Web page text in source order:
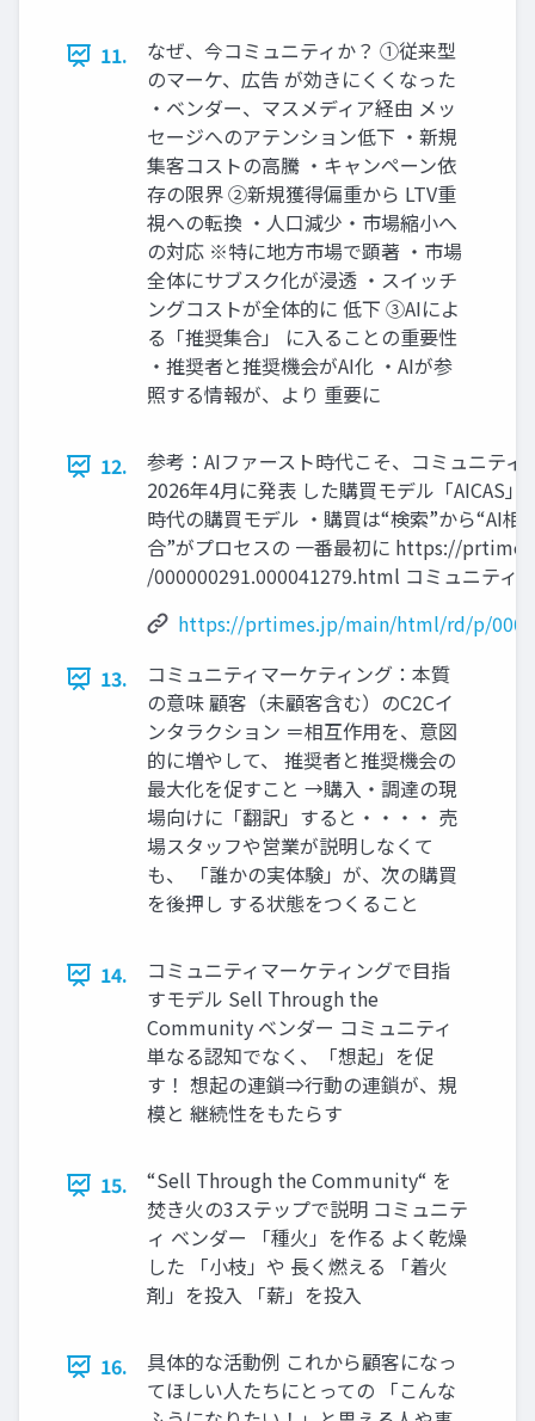
11.
なぜ、今コミュニティか？ ①従来型
のマーケ、広告 が効きにくくなった
・ベンダー、マスメディア経由 メッ
セージへのアテンション低下 ・新規
集客コストの高騰 ・キャンペーン依
存の限界 ②新規獲得偏重から LTV重
視への転換 ・人口減少・市場縮小へ
の対応 ※特に地方市場で顕著 ・市場
全体にサブスク化が浸透 ・スイッチ
ングコストが全体的に 低下 ③AIによ
る「推奨集合」 に入ることの重要性
・推奨者と推奨機会がAI化 ・AIが参
照する情報が、より 重要に
12.
参考：AIファースト時代こそ、コミュニティ
2026年4月に発表 した購買モデル「AICAS」
時代の購買モデル ・購買は“検索”から“AI相
合”がプロセスの 一番最初に https://
/000000291.000041279.html コミュニティ
https://prtimes.jp/main/html/rd/p/
13.
コミュニティマーケティング：本質
の意味 顧客（未顧客含む）のC2Cイ
ンタラクション ＝相互作用を、意図
的に増やして、 推奨者と推奨機会の
最大化を促すこと →購入・調達の現
場向けに「翻訳」すると・・・・ 売
場スタッフや営業が説明しなくて
も、 「誰かの実体験」が、次の購買
を後押し する状態をつくること
14.
コミュニティマーケティングで目指
すモデル Sell Through the
Community ベンダー コミュニティ
単なる認知でなく、「想起」を促
す！ 想起の連鎖⇒行動の連鎖が、規
模と 継続性をもたらす
15.
“Sell Through the Community“ を
焚き火の3ステップで説明 コミュニテ
ィ ベンダー 「種火」を作る よく乾燥
した 「小枝」や 長く燃える 「着火
剤」を投入 「薪」を投入
16.
具体的な活動例 これから顧客になっ
てほしい人たちにとっての 「こんな